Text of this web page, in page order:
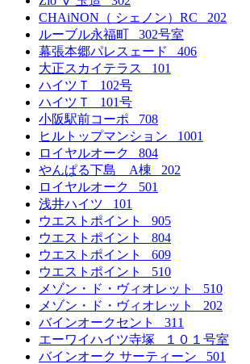
CHAiNON（ シェノン）RC 202
ルーブル永福町 302号室
幕張本郷パレスェード 406
大正スカイテラス 101
ハイツＴ 102号
ハイツＴ 101号
小阪駅前コーポ 708
ヒルトップマンション 1001
ロイヤルオーク 804
やんぱる下島 A棟 202
ロイヤルオーク 501
浅井ハイツ 101
ウエストポイント 905
ウエストポイント 804
ウエストポイント 609
ウエストポイント 510
メゾン・ド・ヴィオレット 510
メゾン・ド・ヴィオレット 202
バインオークセント 311
エーワイハイツ寺塚 １０１号室
バインオーク サーティーン 501